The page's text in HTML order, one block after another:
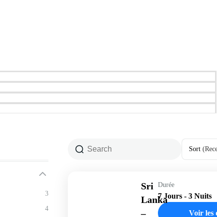
3
4
Sort
Sri
Lanka
–
Durée
7 Jours - 3 Nuits
Voir les